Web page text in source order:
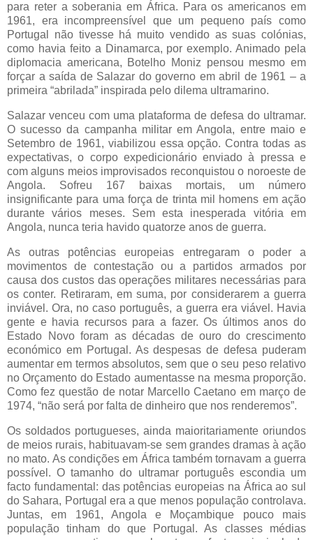
para reter a soberania em África. Para os americanos em
1961, era incompreensível que um pequeno país como
Portugal não tivesse há muito vendido as suas colónias,
como havia feito a Dinamarca, por exemplo. Animado pela
diplomacia americana, Botelho Moniz pensou mesmo em
forçar a saída de Salazar do governo em abril de 1961 – a
primeira “abrilada” inspirada pelo dilema ultramarino.
Salazar venceu com uma plataforma de defesa do ultramar.
O sucesso da campanha militar em Angola, entre maio e
Setembro de 1961, viabilizou essa opção. Contra todas as
expectativas, o corpo expedicionário enviado à pressa e
com alguns meios improvisados reconquistou o noroeste de
Angola. Sofreu 167 baixas mortais, um número
insignificante para uma força de trinta mil homens em ação
durante vários meses. Sem esta inesperada vitória em
Angola, nunca teria havido quatorze anos de guerra.
As outras potências europeias entregaram o poder a
movimentos de contestação ou a partidos armados por
causa dos custos das operações militares necessárias para
os conter. Retiraram, em suma, por considerarem a guerra
inviável. Ora, no caso português, a guerra era viável. Havia
gente e havia recursos para a fazer. Os últimos anos do
Estado Novo foram as décadas de ouro do crescimento
económico em Portugal. As despesas de defesa puderam
aumentar em termos absolutos, sem que o seu peso relativo
no Orçamento do Estado aumentasse na mesma proporção.
Como fez questão de notar Marcello Caetano em março de
1974, “não será por falta de dinheiro que nos renderemos”.
Os soldados portugueses, ainda maioritariamente oriundos
de meios rurais, habituavam-se sem grandes dramas à ação
no mato. As condições em África também tornavam a guerra
possível. O tamanho do ultramar português escondia um
facto fundamental: das potências europeias na África ao sul
do Sahara, Portugal era a que menos população controlava.
Juntas, em 1961, Angola e Moçambique pouco mais
população tinham do que Portugal. As classes médias